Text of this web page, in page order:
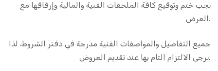
يجب ختم وتوقيع كافة الملحقات الفنية والمالية وإرفاقها مع
العرض.
جميع التفاصيل والمواصفات الفنية مدرجة في دفتر الشروط، لذا
يرجى الالتزام التام بها عند تقديم العروض.